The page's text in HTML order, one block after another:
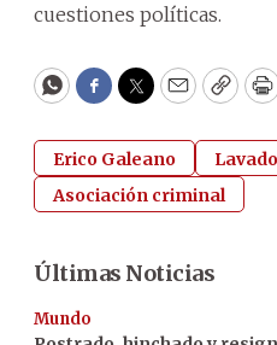
cuestiones políticas.
WhatsApp
Facebook
Twitter
EmailCopy
Erico Galeano
Asociación criminal
Últimas Noticias
Mundo